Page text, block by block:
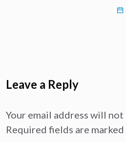
Leave a Reply
Your email address will
Required fields are marked